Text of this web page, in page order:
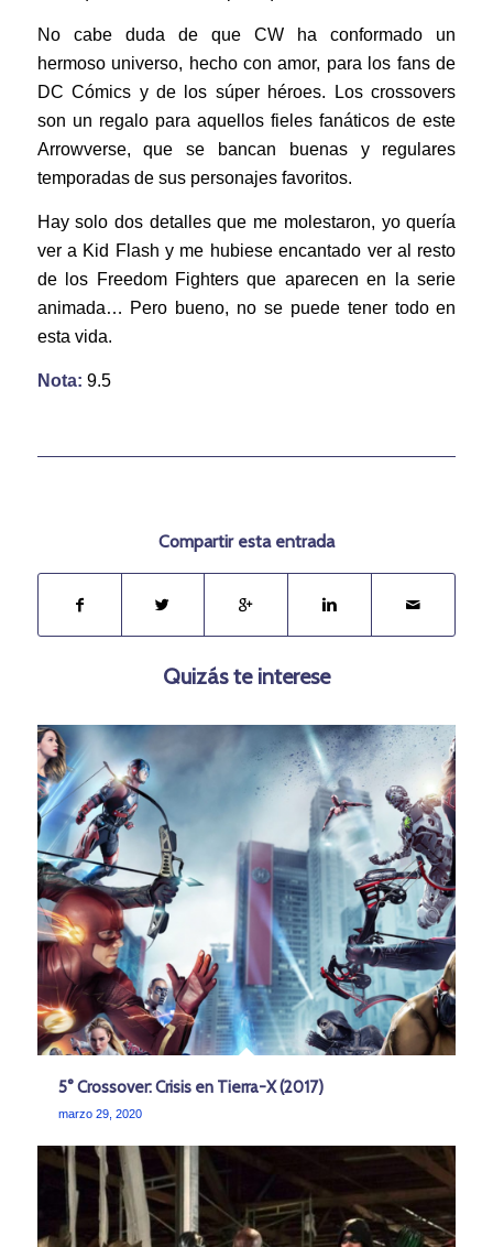
No cabe duda de que CW ha conformado un
hermoso universo, hecho con amor, para los fans de
DC Cómics y de los súper héroes. Los crossovers
son un regalo para aquellos fieles fanáticos de este
Arrowverse, que se bancan buenas y regulares
temporadas de sus personajes favoritos.
Hay solo dos detalles que me molestaron, yo quería
ver a Kid Flash y me hubiese encantado ver al resto
de los Freedom Fighters que aparecen en la serie
animada… Pero bueno, no se puede tener todo en
esta vida.
Nota: 9.5
Compartir esta entrada
Quizás te interese
5° Crossover: Crisis en Tierra-X (2017)
marzo 29, 2020